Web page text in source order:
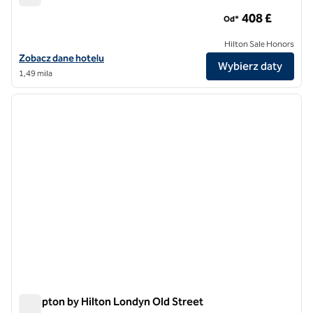
Zobacz szczegóły hotelu NoMad London
Zobacz dane hotelu
1,49 mila
Od* 408 £
Hilton Sale Honors
Wybierz daty
1/12
1 z 12
Hampton by Hilton Londyn Old Street